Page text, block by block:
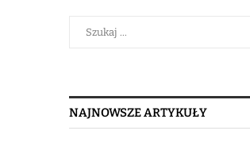
NAJNOWSZE ARTYKUŁY